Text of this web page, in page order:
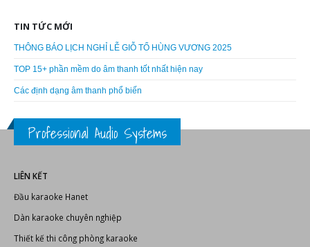
TIN TỨC MỚI
THÔNG BÁO LỊCH NGHỈ LỄ GIỖ TỔ HÙNG VƯƠNG 2025
TOP 15+ phần mềm do âm thanh tốt nhất hiện nay
Các định dạng âm thanh phổ biến
Professional Audio Systems
LIÊN KẾT
Đầu karaoke Hanet
Dàn karaoke chuyên nghiệp
Thiết kế thi công phòng karaoke